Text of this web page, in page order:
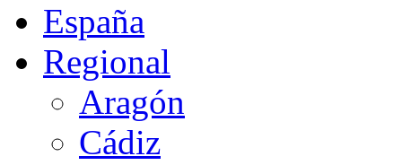
España
Regional
Aragón
Cádiz